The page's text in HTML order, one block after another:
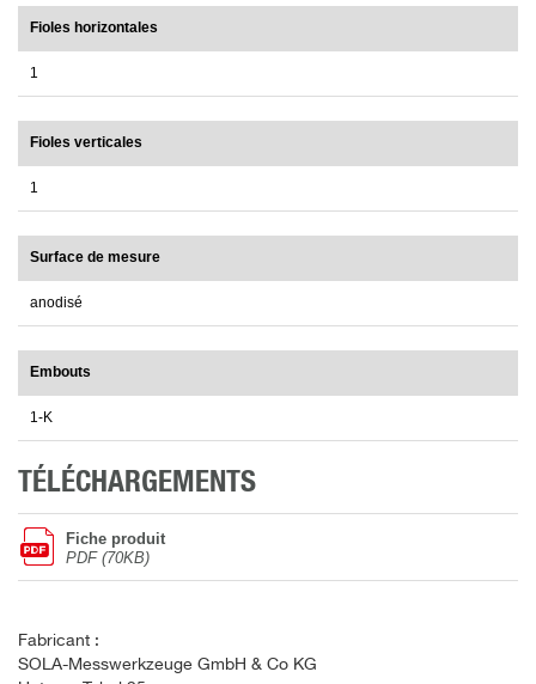
Fioles horizontales
1
Fioles verticales
1
Surface de mesure
anodisé
Embouts
1-K
TÉLÉCHARGEMENTS
Fiche produit
PDF (70KB)
Fabricant :
SOLA-Messwerkzeuge GmbH & Co KG